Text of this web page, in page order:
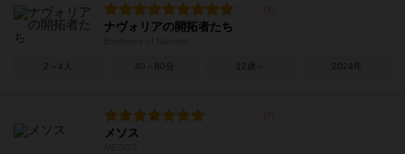
ナヴォリアの開拓者たち
2～4人 40～80分 12歳～ 2024年
メソス